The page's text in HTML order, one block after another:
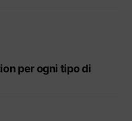
per ogni tipo di